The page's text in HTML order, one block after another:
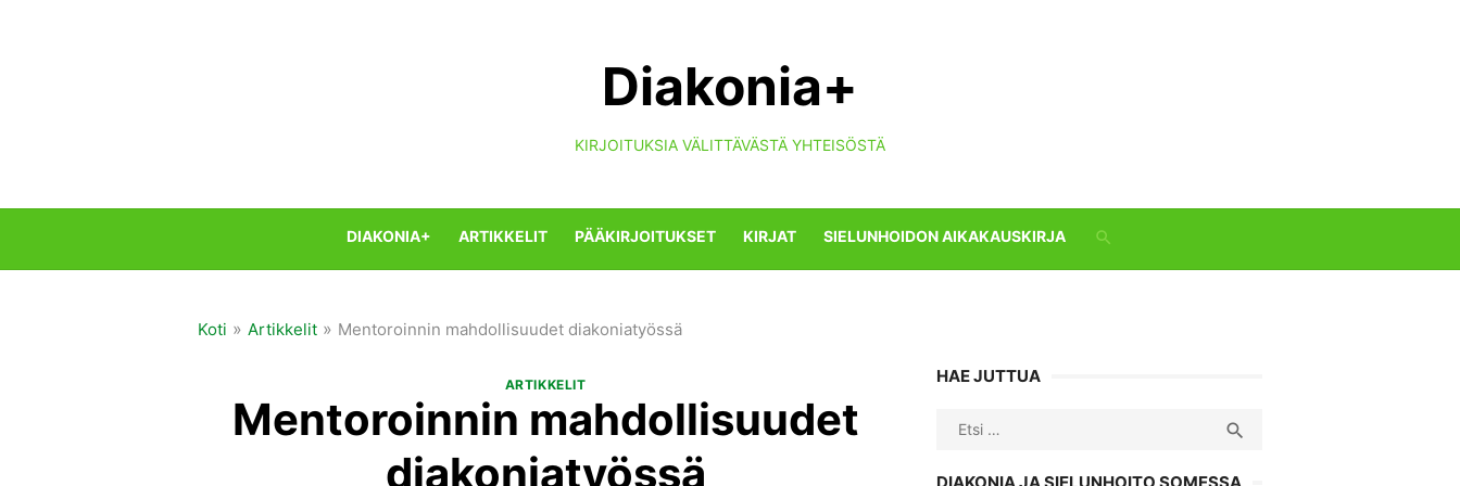
Diakonia+
KIRJOITUKSIA VÄLITTÄVÄSTÄ YHTEISÖSTÄ
DIAKONIA+ ARTIKKELIT PÄÄKIRJOITUKSET KIRJAT SIELUNHOIDON AIKAKAUSKIRJA
Koti » Artikkelit » Mentoroinnin mahdollisuudet diakoniatyössä
ARTIKKELIT
Mentoroinnin mahdollisuudet
diakoniatyössä
HAE JUTTUA
Search
